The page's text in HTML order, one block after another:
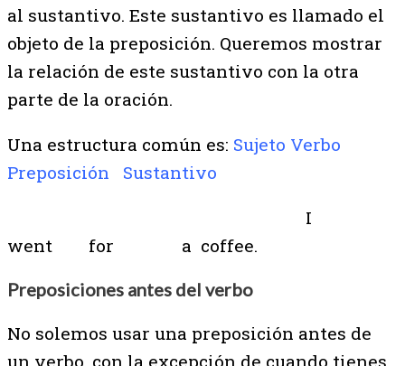
al sustantivo. Este sustantivo es llamado el
objeto de la preposición. Queremos mostrar
la relación de este sustantivo con la otra
parte de la oración.
Una estructura común es: Sujeto Verbo
Preposición Sustantivo
I
went for a coffee.
Preposiciones antes del verbo
No solemos usar una preposición antes de
un verbo, con la excepción de cuando tienes